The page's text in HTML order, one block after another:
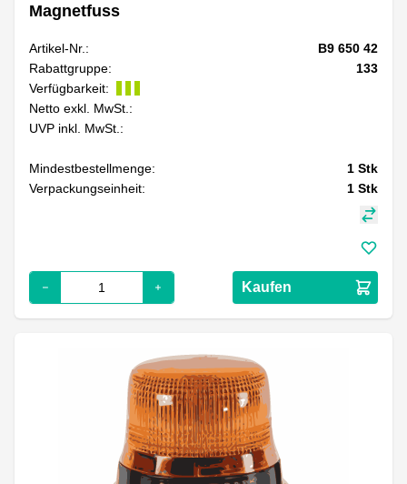
Magnetfuss
Artikel-Nr.:
B9 650 42
Rabattgruppe:
133
Verfügbarkeit:
Netto exkl. MwSt.:
UVP inkl. MwSt.:
Mindestbestellmenge: 1 Stk
Verpackungseinheit:
1 Stk
Kaufen